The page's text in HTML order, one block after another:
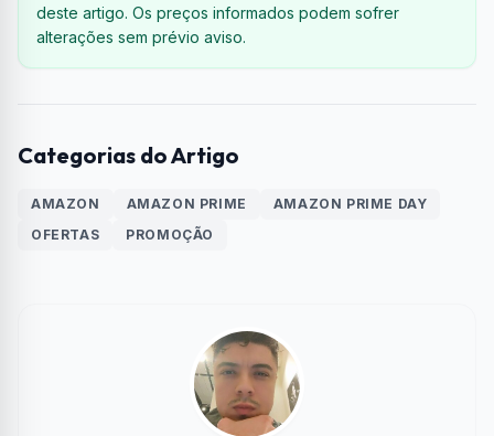
deste artigo. Os preços informados podem sofrer
alterações sem prévio aviso.
Categorias do Artigo
AMAZON AMAZON PRIME
AMAZON PRIME DAY
OFERTAS
PROMOÇÃO